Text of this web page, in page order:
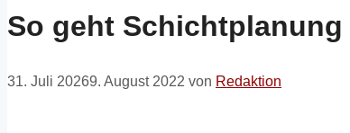
So geht Schichtplanung
31. Juli 20269. August 2022 von Redaktion